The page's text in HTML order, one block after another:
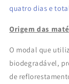
quatro dias e
Origem das
O modal que
biodegradável,
de